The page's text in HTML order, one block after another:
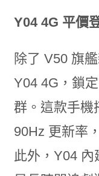
Y04 4G 平價
除了 V50 旗
Y04 4G，鎖
群。這款手機
90Hz 更新率
此外，Y04 內